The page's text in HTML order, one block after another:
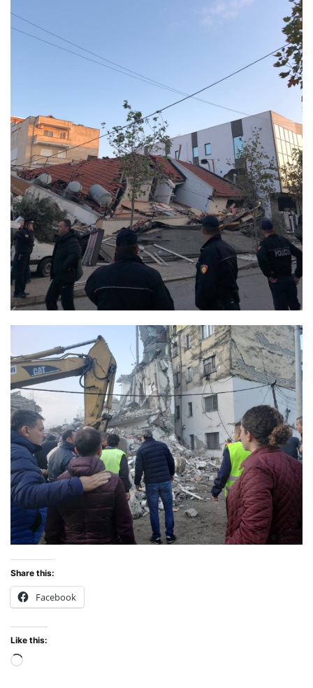
Share this:
Facebook
Like this: